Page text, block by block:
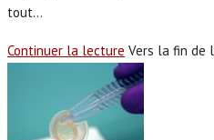
tout…
Continuer la lecture Vers la fin de